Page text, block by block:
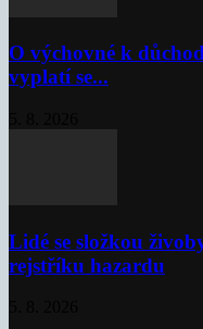
O výchovné k
vyplatí se...
Lidé se složkou
rejstříku hazardu